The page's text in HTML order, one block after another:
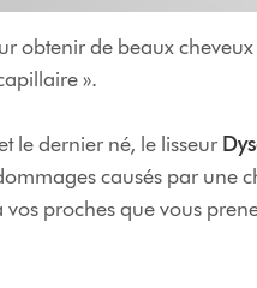
obtenir de beaux
».
le dernier né, le lisseur
causés par une
proches que vous